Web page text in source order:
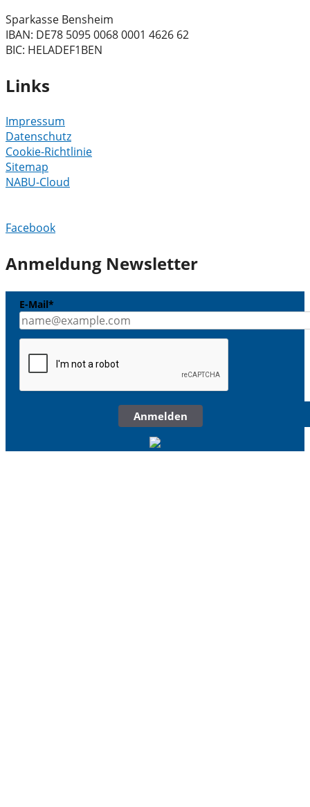
Sparkasse Bensheim
IBAN: DE78 5095 0068 0001 4626 62
BIC: HELADEF1BEN
Links
Impressum
Datenschutz
Cookie-Richtlinie
Sitemap
NABU-Cloud
Facebook
Anmeldung Newsletter
E-Mail*
Anmelden